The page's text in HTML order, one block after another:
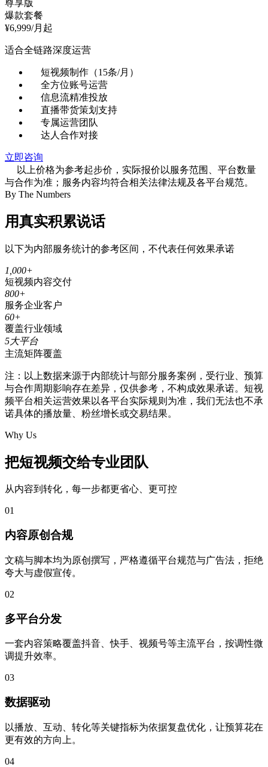
尊享版
爆款套餐
¥6,999/月起
适合全链路深度运营
短视频制作（15条/月）
全方位账号运营
信息流精准投放
直播带货策划支持
专属运营团队
达人合作对接
立即咨询
以上价格为参考起步价，实际报价以服务范围、平台数量
与合作为准；服务内容均符合相关法律法规及各平台规范。
By The Numbers
用真实积累说话
以下为内部服务统计的参考区间，不代表任何效果承诺
1,000+
短视频内容交付
800+
服务企业客户
60+
覆盖行业领域
5大平台
主流矩阵覆盖
注：以上数据来源于内部统计与部分服务案例，受行业、预算
与合作周期影响存在差异，仅供参考，不构成效果承诺。短视
频平台相关运营效果以各平台实际规则为准，我们无法也不承
诺具体的播放量、粉丝增长或交易结果。
Why Us
把短视频交给专业团队
从内容到转化，每一步都更省心、更可控
01
内容原创合规
文稿与脚本均为原创撰写，严格遵循平台规范与广告法，拒绝
夸大与虚假宣传。
02
多平台分发
一套内容策略覆盖抖音、快手、视频号等主流平台，按调性微
调提升效率。
03
数据驱动
以播放、互动、转化等关键指标为依据复盘优化，让预算花在
更有效的方向上。
04